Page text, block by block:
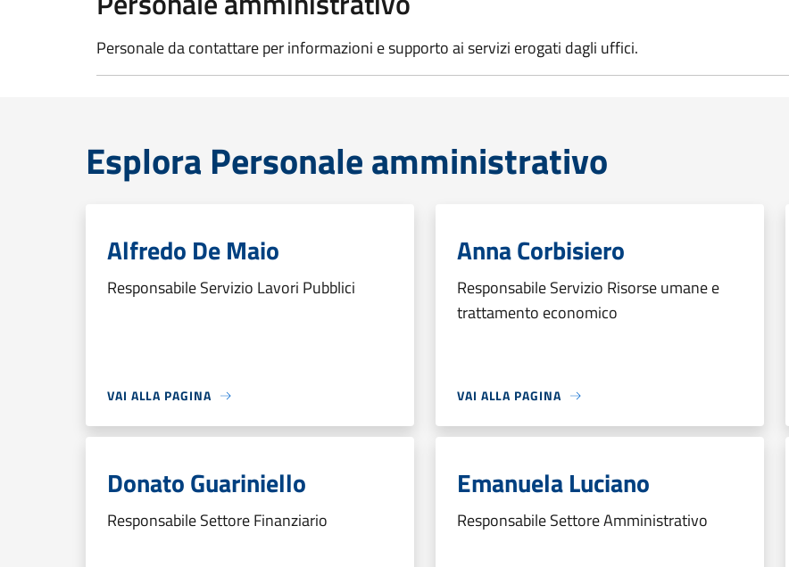
Personale da contattare per informazioni e supporto ai servizi erogati dagli uffici.
Esplora Personale amministrativo
Alfredo De Maio
Responsabile Servizio Lavori Pubblici
VAI ALLA PAGINA
Anna Corbisiero
Responsabile Servizio Risorse umane e
trattamento economico
VAI ALLA PAGINA
Donato Guariniello
Responsabile Settore Finanziario
Emanuela Luciano
Responsabile Settore Amministrativo